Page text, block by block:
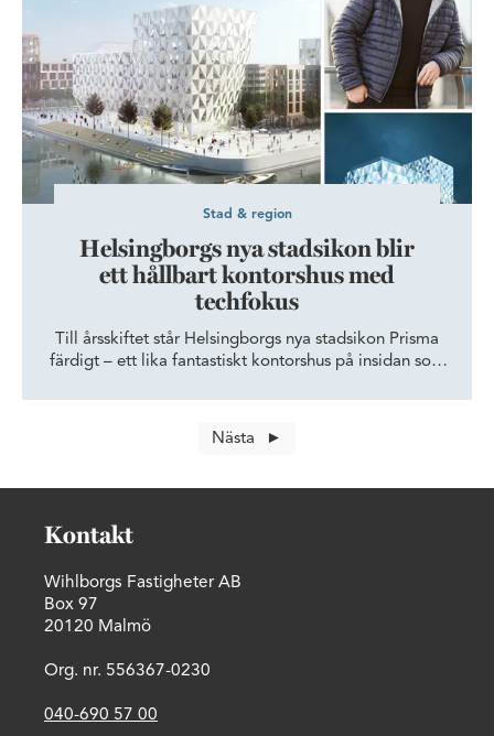
långsiktig utveckling av Ideon.
Stad & region
Helsingborgs nya stadsikon blir
ett hållbart kontorshus med
techfokus
Till årsskiftet står Helsingborgs nya stadsikon Prisma
färdigt – ett lika fantastiskt kontorshus på insidan som
etablerade företag samlas och bedriva utveckling.
Nästa
Kontakt
Wihlborgs Fastigheter AB
Box 97
20120 Malmö
Org. nr. 556367-0230
040-690 57 00